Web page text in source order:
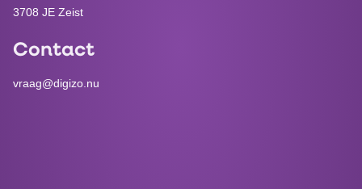
3708 JE Zeist
Contact
vraag@digizo.nu